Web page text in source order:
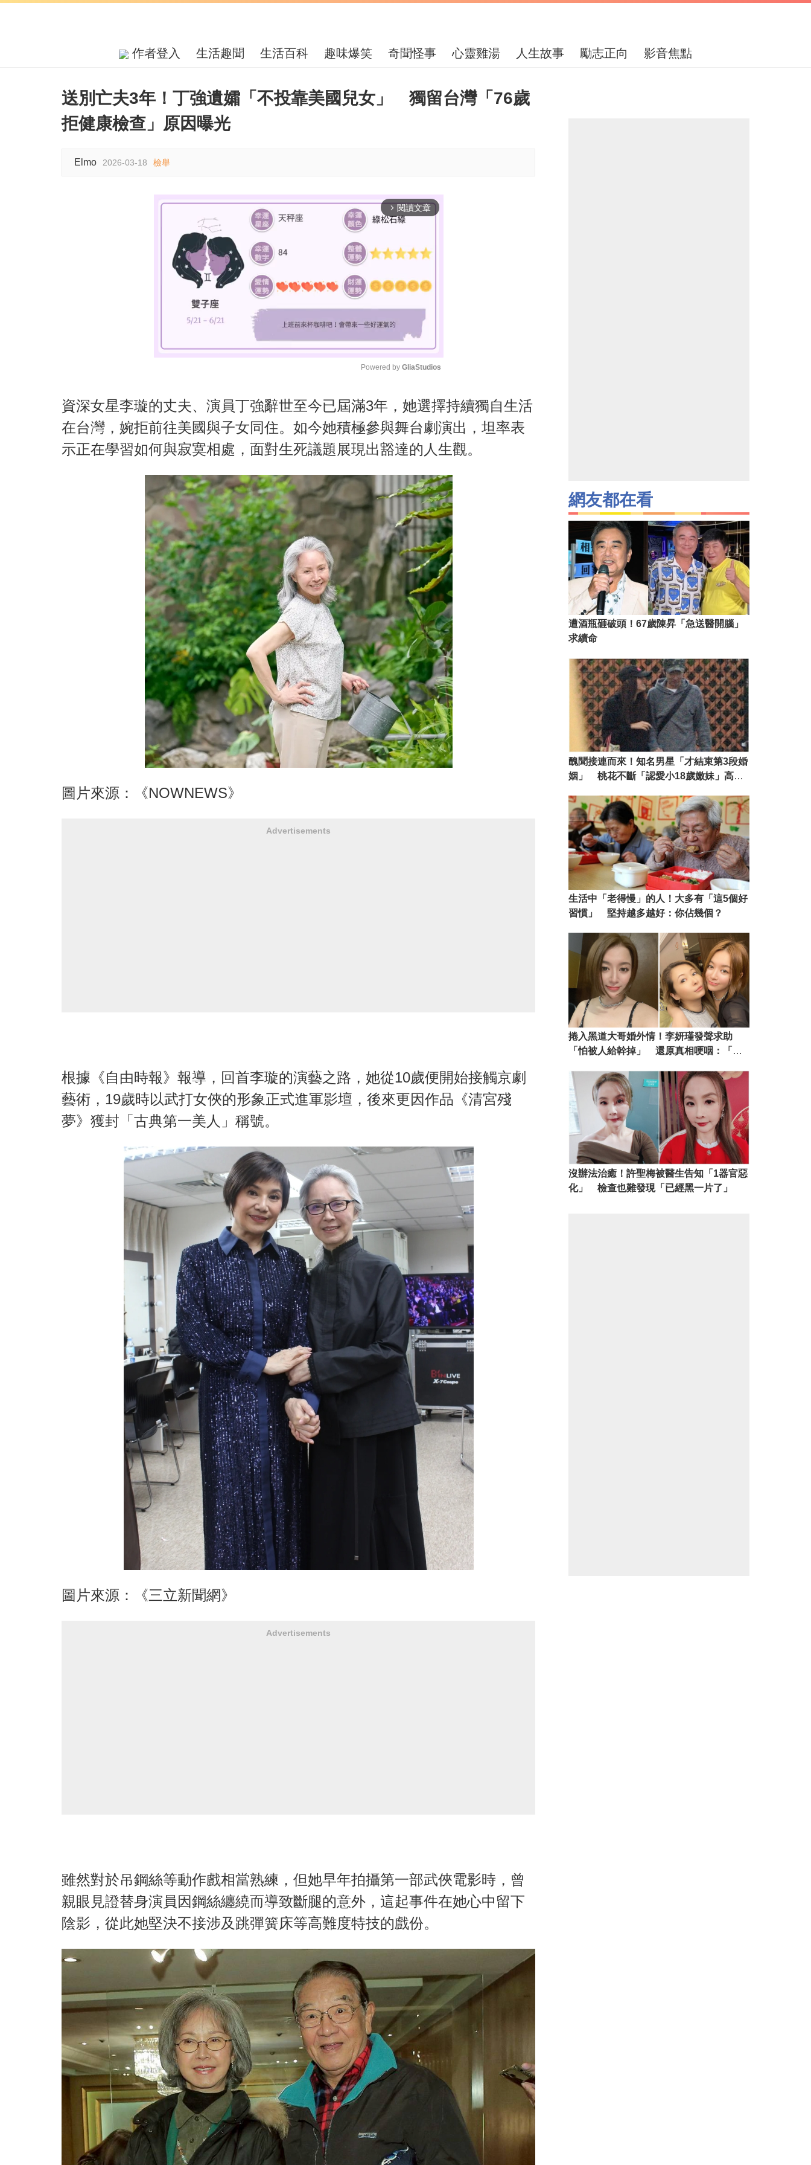
作者登入 生活趣聞 生活百科 趣味爆笑 奇聞怪事 心靈雞湯 人生故事 勵志正向 影音焦點
送別亡夫3年！丁強遺孀「不投靠美國兒女」 獨留台灣「76歲
拒健康檢查」原因曝光
Elmo 2026-03-18 檢舉
arrow_forward_ios 閱讀文章
t
e
Powered by GliaStudios
資深女星李璇的丈夫、演員丁強辭世至今已屆滿3年，她選擇持續獨自生活
在台灣，婉拒前往美國與子女同住。如今她積極參與舞台劇演出，坦率表
示正在學習如何與寂寞相處，面對生死議題展現出豁達的人生觀。
圖片來源：《NOWNEWS》
Advertisements
根據《自由時報》報導，回首李璇的演藝之路，她從10歲便開始接觸京劇
藝術，19歲時以武打女俠的形象正式進軍影壇，後來更因作品《清宮殘
夢》獲封「古典第一美人」稱號。
圖片來源：《三立新聞網》
Advertisements
雖然對於吊鋼絲等動作戲相當熟練，但她早年拍攝第一部武俠電影時，曾
親眼見證替身演員因鋼絲纏繞而導致斷腿的意外，這起事件在她心中留下
陰影，從此她堅決不接涉及跳彈簧床等高難度特技的戲份。
網友都在看
遭酒瓶砸破頭！67歲陳昇「急送醫開腦」
求續命
醜聞接連而來！知名男星「才結束第3段婚
姻」 桃花不斷「認愛小18歲嫩妹」高調
生活中「老得慢」的人！大多有「這5個好
習慣」 堅持越多越好：你佔幾個？
捲入黑道大哥婚外情！李妍瑾發聲求助
「怕被人給幹掉」 還原真相哽咽：「我
沒辦法治癒！許聖梅被醫生告知「1器官惡
化」 檢查也難發現「已經黑一片了」